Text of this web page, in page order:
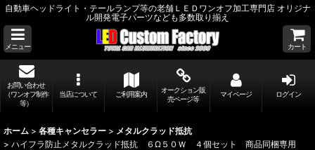
自動車ヘッドライト・テールランプ等の老舗ＬＥＤワンオフ加工専門店 オリジナ
ル開発電子パーツなども多数取り揃え
メニュー カート
お問い合わせ
（ワンオフ制作
等）
当店について ご利用案内
オークション販
売ページ等
マイページ ログイン
ホーム > 各種キャンセラー > メタルクラッド抵抗
> ハイフラ防止メタルクラッド抵抗 ６Ω５０Ｗ ４個セット 商品同梱専用